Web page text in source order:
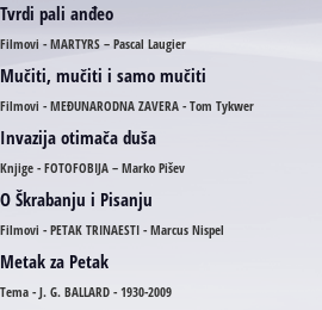
Tvrdi pali anđeo
Filmovi - MARTYRS – Pascal Laugier
Mučiti, mučiti i samo mučiti
Filmovi - MEĐUNARODNA ZAVERA - Tom Tykwer
Invazija otimača duša
Knjige - FOTOFOBIJA – Marko Pišev
O Škrabanju i Pisanju
Filmovi - PETAK TRINAESTI - Marcus Nispel
Metak za Petak
Tema - J. G. BALLARD - 1930-2009